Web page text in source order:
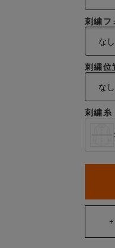
刺繍フ
刺繍位
刺繍糸